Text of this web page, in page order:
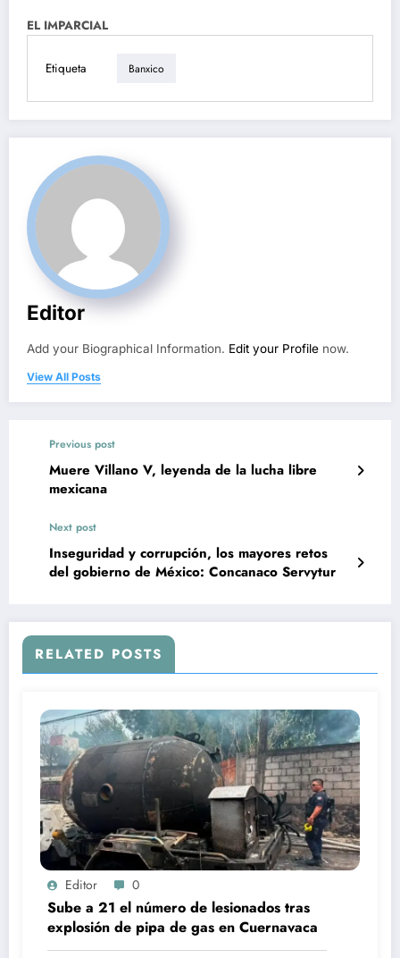
EL IMPARCIAL
Etiqueta Banxico
Editor
Add your Biographical Information. Edit your Profile now.
View All Posts
Previous post
Muere Villano V, leyenda de la lucha libre
mexicana
Next post
Inseguridad y corrupción, los mayores retos
del gobierno de México: Concanaco Servytur
RELATED POSTS
Editor 0
Sube a 21 el número de lesionados tras
explosión de pipa de gas en Cuernavaca